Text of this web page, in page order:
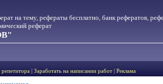
на тему, рефераты бесплатно, банк рефератов,
реферат
Заработать на написании работ Реклама